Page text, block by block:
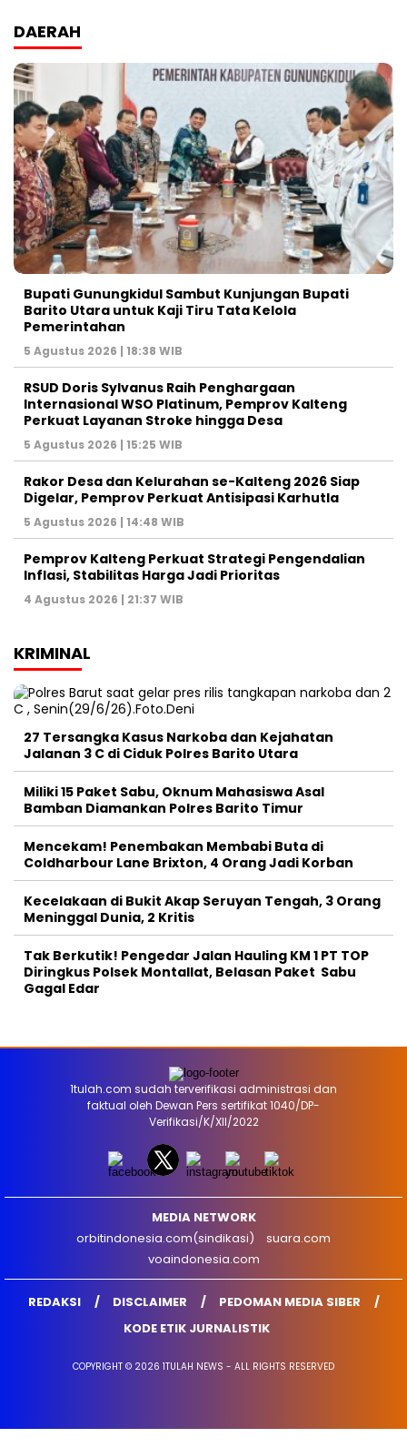
DAERAH
Bupati Gunungkidul Sambut Kunjungan Bupati
Barito Utara untuk Kaji Tiru Tata Kelola
Pemerintahan
5 Agustus 2026 | 18:38 WIB
RSUD Doris Sylvanus Raih Penghargaan
Internasional WSO Platinum, Pemprov Kalteng
Perkuat Layanan Stroke hingga Desa
5 Agustus 2026 | 15:25 WIB
Rakor Desa dan Kelurahan se-Kalteng 2026 Siap
Digelar, Pemprov Perkuat Antisipasi Karhutla
5 Agustus 2026 | 14:48 WIB
Pemprov Kalteng Perkuat Strategi Pengendalian
Inflasi, Stabilitas Harga Jadi Prioritas
4 Agustus 2026 | 21:37 WIB
KRIMINAL
27 Tersangka Kasus Narkoba dan Kejahatan
Jalanan 3 C di Ciduk Polres Barito Utara
Miliki 15 Paket Sabu, Oknum Mahasiswa Asal
Bamban Diamankan Polres Barito Timur
Mencekam! Penembakan Membabi Buta di
Coldharbour Lane Brixton, 4 Orang Jadi Korban
Kecelakaan di Bukit Akap Seruyan Tengah, 3 Orang
Meninggal Dunia, 2 Kritis
Tak Berkutik! Pengedar Jalan Hauling KM 1 PT TOP
Diringkus Polsek Montallat, Belasan Paket Sabu
Gagal Edar
1tulah.com sudah terverifikasi administrasi dan
faktual oleh Dewan Pers sertifikat 1040/DP-
Verifikasi/K/XII/2022
MEDIA NETWORK
orbitindonesia.com(sindikasi)
suara.com
voaindonesia.com
REDAKSI DISCLAIMER
PEDOMAN MEDIA SIBER
KODE ETIK JURNALISTIK
COPYRIGHT © 2026 1TULAH NEWS - ALL RIGHTS RESERVED